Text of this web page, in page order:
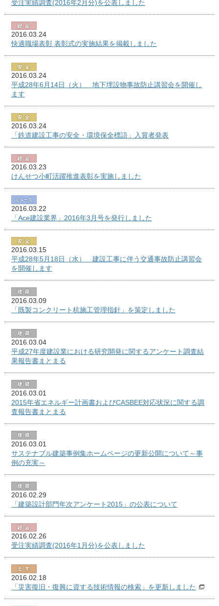
受注実績調査(2016年2月分)を公表しました
2016.03.24
快適職場表彰 表彰式の実施結果を掲載しました
2016.03.24
平成28年6月14日（火） 地下埋設物事故防止講習会を開催し
ます
2016.03.24
「鉄道建設工事の安全・環境保全標語」入賞者発表
2016.03.23
けんせつ小町活躍推進表彰を実施しました
2016.03.22
「Ace建設業界」2016年3月号を発行しました
2016.03.15
平成28年5月18日（水） 建設工事に伴う交通事故防止講習会
を開催します
2016.03.09
「既製コンクリート杭施工管理指針」を策定しました
2016.03.04
平成27年度建設業における研究開発に関するアンケート調査結
果報告書まとまる
2016.03.01
2015年省エネルギー計画書およびCASBEE対応状況に関する調
査報告書まとまる
2016.03.01
サステナブル建築事例集ホームページの更新公開について～事
例の充実～
2016.02.29
「建築設計部門年次アンケート2015」の公表について
2016.02.26
受注実績調査(2016年1月分)を公表しました
2016.02.18
「災害復旧・復興に資する技術情報の検索」を更新しました